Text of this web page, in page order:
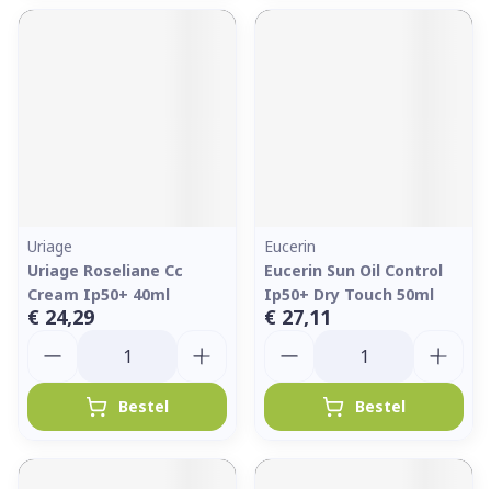
Uriage
Uriage Roseliane Cc
Cream Ip50+ 40ml
€ 24,29
Bestel
Eucerin
Eucerin Sun Oil Control
Ip50+ Dry Touch 50ml
€ 27,11
Bestel